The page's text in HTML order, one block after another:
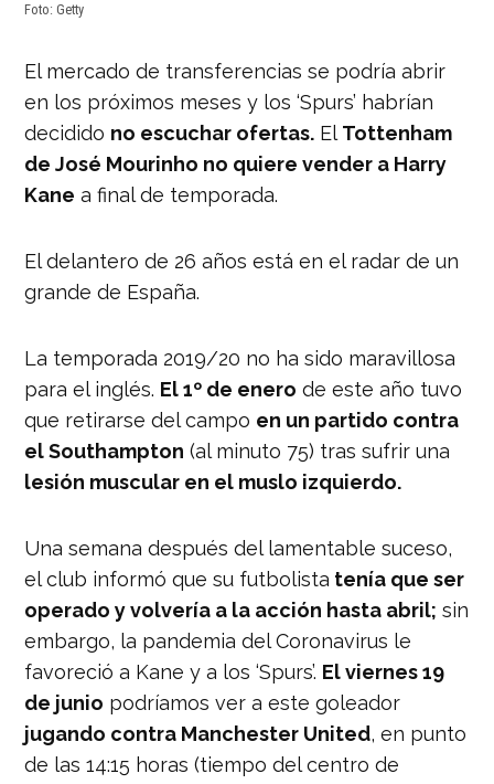
Foto: Getty
El mercado de transferencias se podría abrir
en los próximos meses y los ‘Spurs’ habrían
decidido no escuchar ofertas. El Tottenham
de José Mourinho no quiere vender a Harry
Kane a final de temporada.
El delantero de 26 años está en el radar de un
grande de España.
La temporada 2019/20 no ha sido maravillosa
para el inglés. El 1º de enero de este año tuvo
que retirarse del campo en un partido contra
el Southampton (al minuto 75) tras sufrir una
lesión muscular en el muslo izquierdo.
Una semana después del lamentable suceso,
el club informó que su futbolista tenía que ser
operado y volvería a la acción hasta abril; sin
embargo, la pandemia del Coronavirus le
favoreció a Kane y a los ‘Spurs’. El viernes 19
de junio podríamos ver a este goleador
jugando contra Manchester United, en punto
de las 14:15 horas (tiempo del centro de